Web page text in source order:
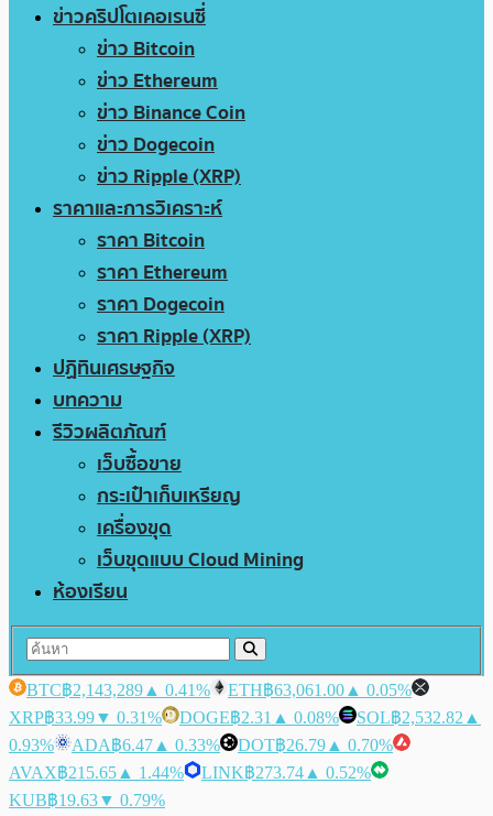
ข่าวคริปโตเคอเรนซี่
ข่าว Bitcoin
ข่าว Ethereum
ข่าว Binance Coin
ข่าว Dogecoin
ข่าว Ripple (XRP)
ราคาและการวิเคราะห์
ราคา Bitcoin
ราคา Ethereum
ราคา Dogecoin
ราคา Ripple (XRP)
ปฏิทินเศรษฐกิจ
บทความ
รีวิวผลิตภัณฑ์
เว็บซื้อขาย
กระเป๋าเก็บเหรียญ
เครื่องขุด
เว็บขุดแบบ Cloud Mining
ห้องเรียน
BTC฿2,143,289 ▲ 0.41% ETH฿63,061.00 ▲ 0.05%
XRP฿33.99▼ 0.31% DOGE฿2.31 ▲ 0.08% SOL฿2,532.82 ▲
0.93%
ADA฿6.47 ▲ 0.33% DOT฿26.79 ▲ 0.70%
AVAX฿215.65 ▲ 1.44% LINK฿273.74 ▲ 0.52%
KUB฿19.63▼ 0.79%